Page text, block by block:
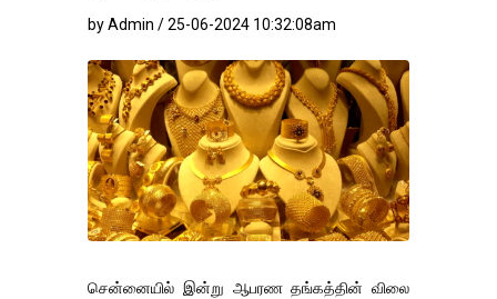
by Admin / 25-06-2024 10:32:08am
சென்னையில் இன்று ஆபரண தங்கத்தின் விலை